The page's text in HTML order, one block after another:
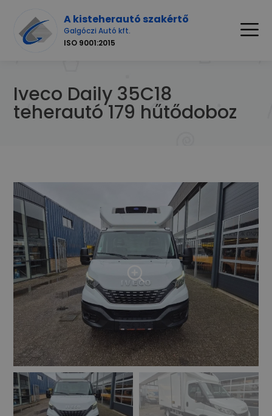
A kisteherautó szakértő
Galgóczi Autó kft.
ISO 9001:2015
Iveco Daily 35C18
teherautó 179 hűtődoboz